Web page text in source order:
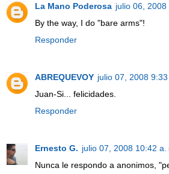
La Mano Poderosa julio 06, 2008
By the way, I do "bare arms"!
Responder
ABREQUEVOY julio 07, 2008 9:33
Juan-Si... felicidades.
Responder
Ernesto G. julio 07, 2008 10:42 a.
Nunca le respondo a anonimos,